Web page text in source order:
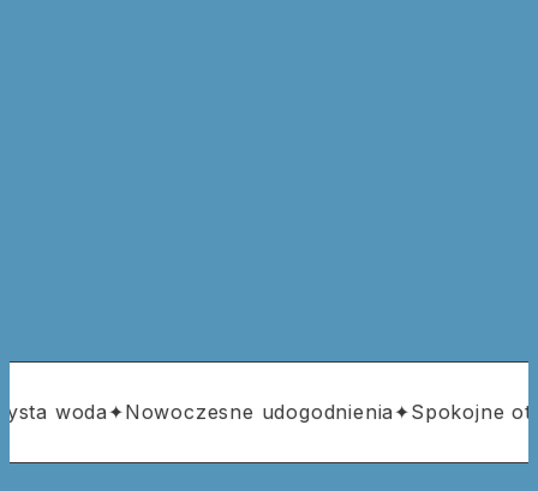
woda✦Nowoczesne udogodnienia✦Spokojne